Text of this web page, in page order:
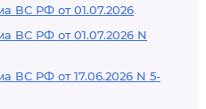
ВС РФ от 01.07.2026
ВС РФ от 01.07.2026 N
ВС РФ от 17.06.2026 N 5-